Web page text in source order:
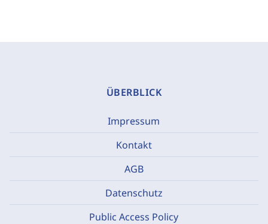
ÜBERBLICK
Impressum
Kontakt
AGB
Datenschutz
Public Access Policy